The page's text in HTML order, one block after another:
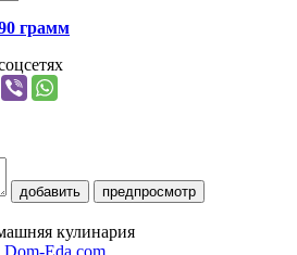
грамм
добавить предпросмотр
кулинария